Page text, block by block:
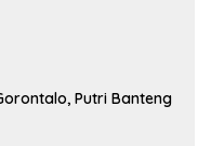
Putri Banteng